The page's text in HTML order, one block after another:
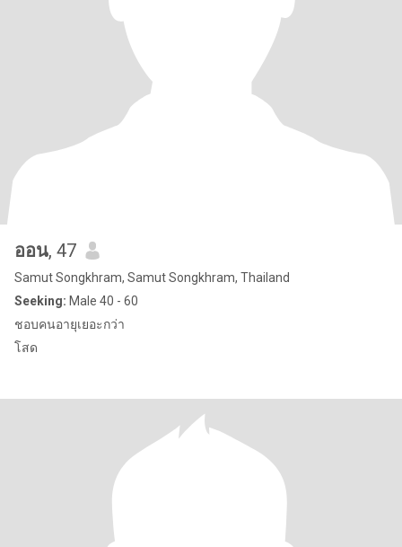
ออน, 47
Samut Songkhram, Samut Songkhram, Thailand
Seeking: Male 40 - 60
ชอบคนอายุเยอะกว่า
โสด